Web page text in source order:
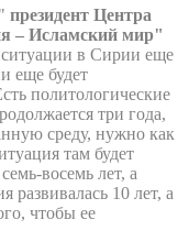
президент Центра
– Исламский мир"
в Сирии еще
еще будет
политологические
три года,
среду, нужно как
там будет
восемь лет, а
10 лет, а
чтобы ее